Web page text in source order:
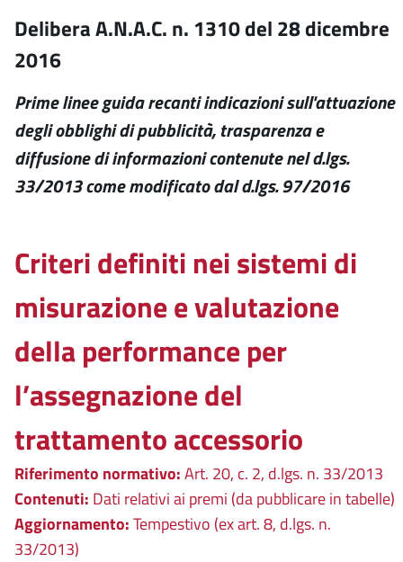
Delibera A.N.A.C. n. 1310 del 28 dicembre
2016
Prime linee guida recanti indicazioni sull'attuazione
degli obblighi di pubblicità, trasparenza e
diffusione di informazioni contenute nel d.lgs.
33/2013 come modificato dal d.lgs. 97/2016
Criteri definiti nei sistemi di
misurazione e valutazione
della performance per
l’assegnazione del
trattamento accessorio
Riferimento normativo:Art. 20, c. 2, d.lgs. n. 33/2013
Contenuti: Dati relativi ai premi (da pubblicare in tabelle)
Aggiornamento:Tempestivo (ex art. 8, d.lgs. n.
33/2013)